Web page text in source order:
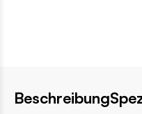
Beschreibung